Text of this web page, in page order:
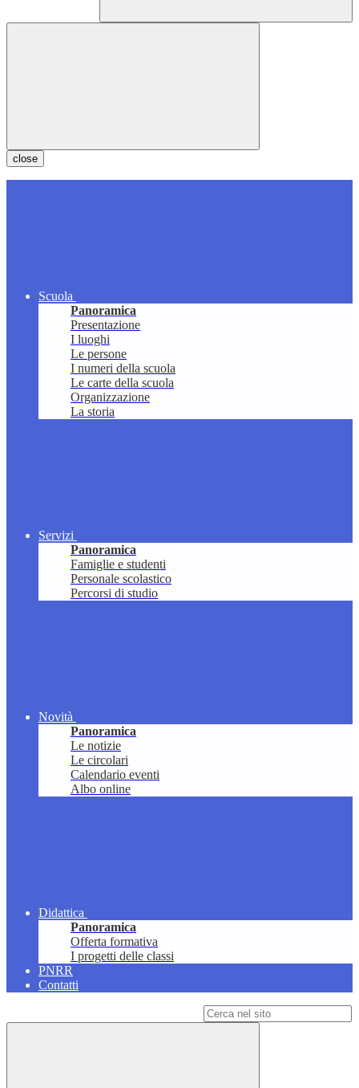
close
Scuola
Panoramica
Presentazione
I luoghi
Le persone
I numeri della scuola
Le carte della scuola
Organizzazione
La storia
Servizi
Panoramica
Famiglie e studenti
Personale scolastico
Percorsi di studio
Novità
Panoramica
Le notizie
Le circolari
Calendario eventi
Albo online
Didattica
Panoramica
Offerta formativa
I progetti delle classi
PNRR
Contatti